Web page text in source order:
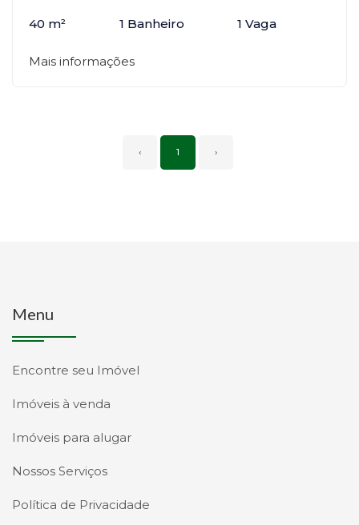
40 m² 1 Banheiro 1 Vaga
Mais informações
‹ 1 ›
Menu
Encontre seu Imóvel
Imóveis à venda
Imóveis para alugar
Nossos Serviços
Política de Privacidade